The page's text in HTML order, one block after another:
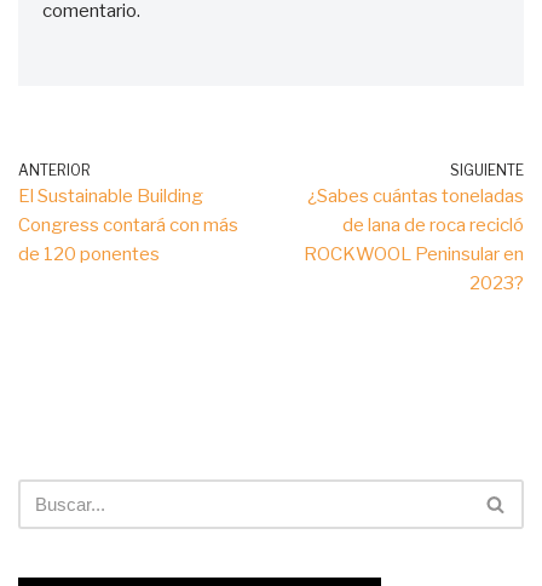
comentario.
ANTERIOR
El Sustainable Building
Congress contará con más
de 120 ponentes
SIGUIENTE
¿Sabes cuántas toneladas
de lana de roca recicló
ROCKWOOL Peninsular en
2023?